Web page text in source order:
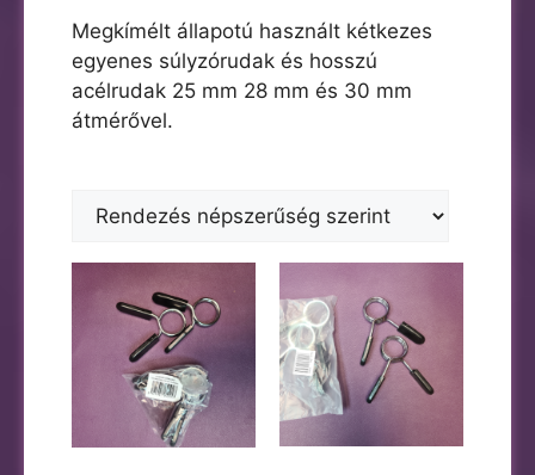
Megkímélt állapotú használt kétkezes
egyenes súlyzórudak és hosszú
acélrudak 25 mm 28 mm és 30 mm
átmérővel.